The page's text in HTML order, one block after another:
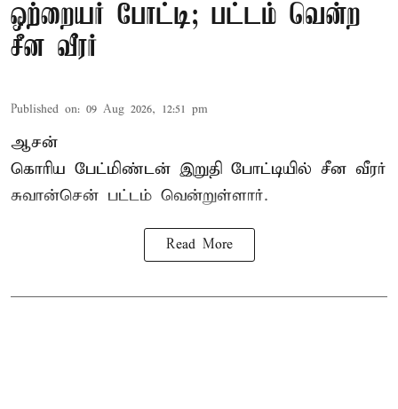
ஒற்றையர் போட்டி; பட்டம் வென்ற
சீன வீரர்
Published on: 09 Aug 2026, 12:51 pm
ஆசன்
கொரிய பேட்மிண்டன் இறுதி போட்டியில் சீன வீரர்
சுவான்சென் பட்டம் வென்றுள்ளார்.
Read More